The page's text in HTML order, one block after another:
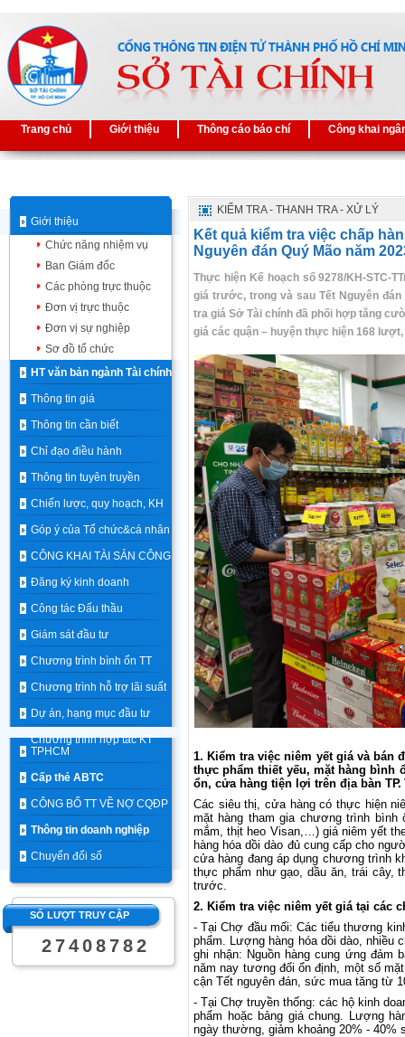
Trang chủ Giới thiệu Thông cáo báo chí Công khai
Giới thiệu
Chức năng nhiệm vụ
Ban Giám đốc
Các phòng trực thuộc
Đơn vị trực thuộc
Đơn vị sự nghiệp
Sơ đồ tổ chức
HT văn bản ngành Tài chính
Thông tin giá
Thông tin cần biết
Chỉ đạo điều hành
Thông tin tuyên truyền
Chiến lược, quy hoạch, KH
Góp ý của Tổ chức&cá nhân
CÔNG KHAI TÀI SẢN CÔNG
Đăng ký kinh doanh
Công tác Đấu thầu
Giám sát đầu tư
Chương trình bình ổn TT
Chương trình hỗ trợ lãi suất
Dự án, hạng mục đầu tư
Chương trình hợp tác KT
TPHCM
Cấp thẻ ABTC
CÔNG BỐ TT VỀ NỢ CQĐP
Thông tin doanh nghiệp
Chuyển đổi số
SỐ LƯỢT TRUY CẬP
2 7 4 0 8 7 8 2
KIỂM TRA - THANH TRA - XỬ LÝ
Kết quả kiểm tra việc chấp
Nguyên đán Quý Mão năm
Thực hiện Kế hoạch số 9278/KH-STC-
giá trước, trong và sau Tết Nguyên đán
tra giá Sở Tài chính đã phối hợp tăng
giá các quận – huyện thực hiện 168
1. Kiểm tra việc niêm yết giá và
thực phẩm thiết yếu, mặt hàng bình
ổn, cửa hàng tiện lợi trên địa bàn
Các siêu thị, cửa hàng có thực hiện
mặt hàng tham gia chương trình bình
mắm, thịt heo Visan,…) giá niêm yết
hàng hóa dồi dào đủ cung cấp cho
cửa hàng đang áp dụng chương trình
thực phẩm như gạo, dầu ăn, trái cây,
trước.
2. Kiểm tra việc niêm yết giá tại các
- Tại Chợ đầu mối: Các tiểu thương
phẩm. Lượng hàng hóa dồi dào, nhiều
ghi nhận: Nguồn hàng cung ứng đảm
năm nay tương đối ổn định, một số
cận Tết nguyên đán, sức mua tăng từ
- Tại Chợ truyền thống: các hộ kinh
phẩm hoặc bảng giá chung. Lượng
ngày thường, giảm khoảng 20% -